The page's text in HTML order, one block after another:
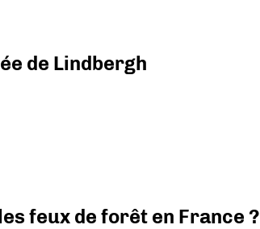
de Lindbergh
feux de forêt en France ?